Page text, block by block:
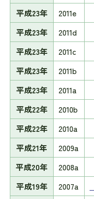
平成23年
2011e
平成23年
2011d
平成23年
2011c
平成23年
2011b
平成23年
2011a
平成22年
2010b
平成22年
2010a
平成21年
2009a
平成20年
2008a
平成19年
2007a